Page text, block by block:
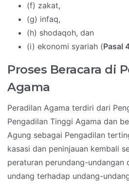
(f) zakat,
(g) infaq,
(h) shodaqoh, dan
(i) ekonomi syariah (Pasal
Proses Beracara di
Agama
Peradilan Agama terdiri dari
Pengadilan Tinggi Agama dan
Agung sebagai Pengadilan
kasasi dan peninjauan kembali
peraturan perundang-undangan
undang terhadap undang-